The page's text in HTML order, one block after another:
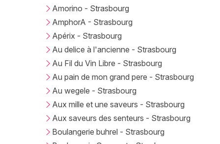
Amorino - Strasbourg
AmphorA - Strasbourg
Apérix - Strasbourg
Au delice à l'ancienne - Strasbourg
Au Fil du Vin Libre - Strasbourg
Au pain de mon grand pere - Strasbourg
Au wegele - Strasbourg
Aux mille et une saveurs - Strasbourg
Aux saveurs des senteurs - Strasbourg
Boulangerie buhrel - Strasbourg